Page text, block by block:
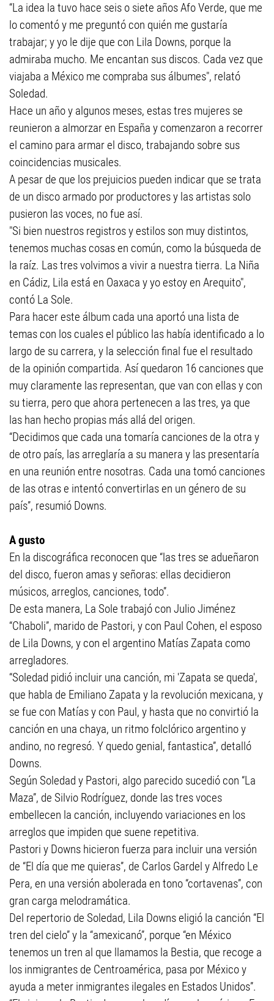
“La idea la tuvo hace seis o siete años Afo Verde, que me
lo comentó y me preguntó con quién me gustaría
trabajar; y yo le dije que con Lila Downs, porque la
admiraba mucho. Me encantan sus discos. Cada vez que
viajaba a México me compraba sus álbumes", relató
Soledad.
Hace un año y algunos meses, estas tres mujeres se
reunieron a almorzar en España y comenzaron a recorrer
el camino para armar el disco, trabajando sobre sus
coincidencias musicales.
A pesar de que los prejuicios pueden indicar que se trata
de un disco armado por productores y las artistas solo
pusieron las voces, no fue así.
"Si bien nuestros registros y estilos son muy distintos,
tenemos muchas cosas en común, como la búsqueda de
la raíz. Las tres volvimos a vivir a nuestra tierra. La Niña
en Cádiz, Lila está en Oaxaca y yo estoy en Arequito",
contó La Sole.
Para hacer este álbum cada una aportó una lista de
temas con los cuales el público las había identificado a lo
largo de su carrera, y la selección final fue el resultado
de la opinión compartida. Así quedaron 16 canciones que
muy claramente las representan, que van con ellas y con
su tierra, pero que ahora pertenecen a las tres, ya que
las han hecho propias más allá del origen.
“Decidimos que cada una tomaría canciones de la otra y
de otro país, las arreglaría a su manera y las presentaría
en una reunión entre nosotras. Cada una tomó canciones
de las otras e intentó convertirlas en un género de su
país”, resumió Downs.
A gusto
En la discográfica reconocen que “las tres se adueñaron
del disco, fueron amas y señoras: ellas decidieron
músicos, arreglos, canciones, todo”.
De esta manera, La Sole trabajó con Julio Jiménez
“Chaboli”, marido de Pastori, y con Paul Cohen, el esposo
de Lila Downs, y con el argentino Matías Zapata como
arregladores.
“Soledad pidió incluir una canción, mi 'Zapata se queda',
que habla de Emiliano Zapata y la revolución mexicana, y
se fue con Matías y con Paul, y hasta que no convirtió la
canción en una chaya, un ritmo folclórico argentino y
andino, no regresó. Y quedo genial, fantastica”, detalló
Downs.
Según Soledad y Pastori, algo parecido sucedió con “La
Maza”, de Silvio Rodríguez, donde las tres voces
embellecen la canción, incluyendo variaciones en los
arreglos que impiden que suene repetitiva.
Pastori y Downs hicieron fuerza para incluir una versión
de “El día que me quieras”, de Carlos Gardel y Alfredo Le
Pera, en una versión abolerada en tono “cortavenas”, con
gran carga melodramática.
Del repertorio de Soledad, Lila Downs eligió la canción “El
tren del cielo” y la “amexicanó”, porque “en México
tenemos un tren al que llamamos la Bestia, que recoge a
los inmigrantes de Centroamérica, pasa por México y
ayuda a meter inmigrantes ilegales en Estados Unidos”.